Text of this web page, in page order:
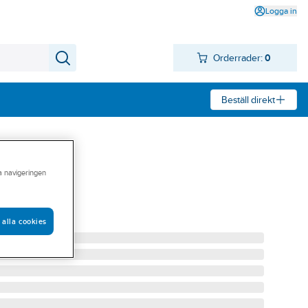
Logga in
Orderrader: 0
Beställ direkt
940
navigeringen
alla cookies